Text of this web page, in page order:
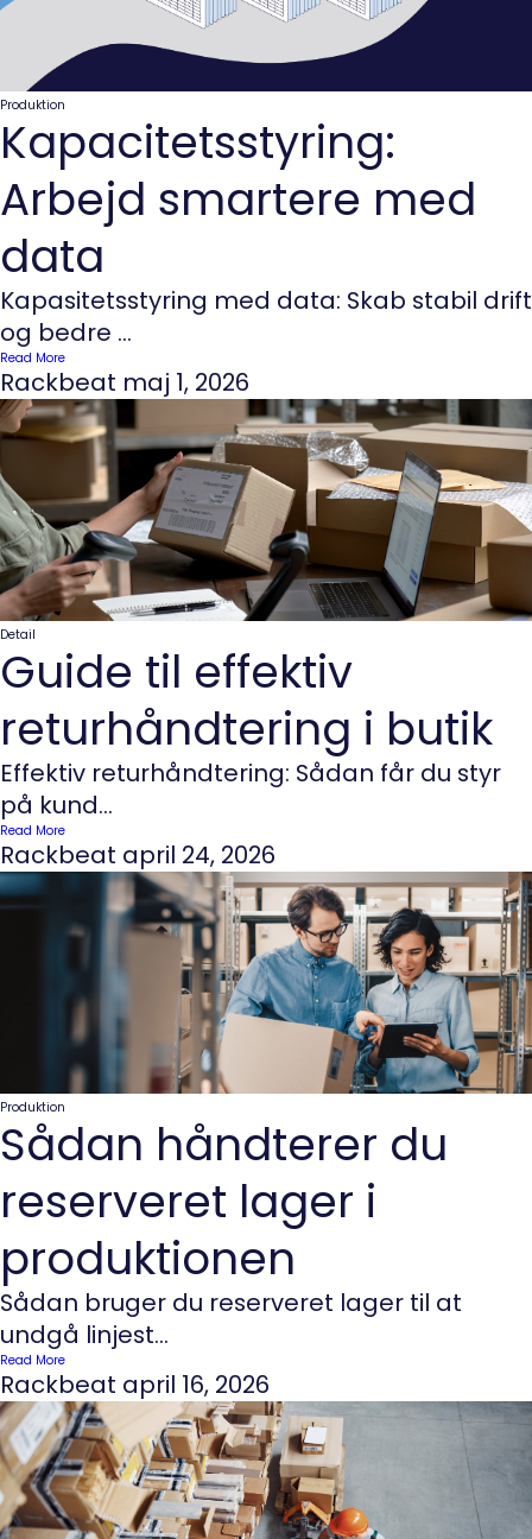
Produktion
Kapacitetsstyring:
Arbejd smartere med
data
Kapasitetsstyring med data: Skab stabil drift
og bedre ...
Read More
Rackbeat maj 1, 2026
Detail
Guide til effektiv
returhåndtering i butik
Effektiv returhåndtering: Sådan får du styr
på kund...
Read More
Rackbeat april 24, 2026
Produktion
Sådan håndterer du
reserveret lager i
produktionen
Sådan bruger du reserveret lager til at
undgå linjest...
Read More
Rackbeat april 16, 2026